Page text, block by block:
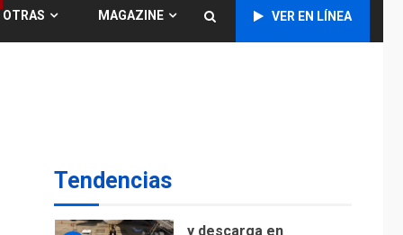
OTRAS MAGAZINE VER EN LÍNEA
Tendencias
1
Legado Tangible para
2